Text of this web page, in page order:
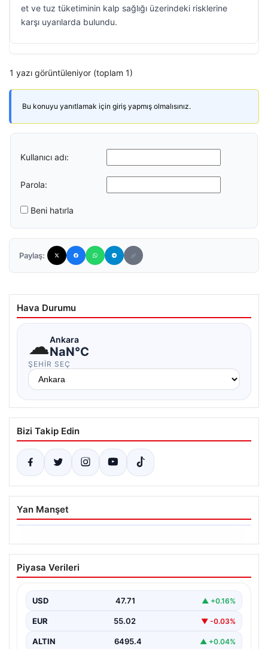
et ve tuz tüketiminin kalp sağlığı üzerindeki risklerine
karşı uyarılarda bulundu.
1 yazı görüntüleniyor (toplam 1)
Bu konuyu yanıtlamak için giriş yapmış olmalısınız.
Kullanıcı adı:
Parola:
Beni hatırla
Paylaş:
Hava Durumu
☁Ankara
NaN°C
ŞEHIR SEÇ
Bizi Takip Edin
Yan Manşet
06.08.2026
Ertuğrul Özkök ifade verdi. “Aklımın
ucundan bile geçmez”
Piyasa Verileri
USD 47.71 ▲ +0.16%
EUR 55.02 ▼ -0.03%
ALTIN 6495.4 ▲ +0.04%